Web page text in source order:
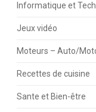
Informatique et
Jeux vidéo
Moteurs – Auto/
Recettes de cuisine
Sante et Bien-être